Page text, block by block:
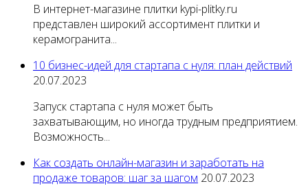
В интернет-магазине плитки kypi-plitky.ru
представлен широкий ассортимент плитки и
керамогранита...
10 бизнес-идей для стартапа с нуля: план действий
20.07.2023
Запуск стартапа с нуля может быть
захватывающим, но иногда трудным предприятием.
Возможность...
Как создать онлайн-магазин и заработать на
продаже товаров: шаг за шагом 20.07.2023